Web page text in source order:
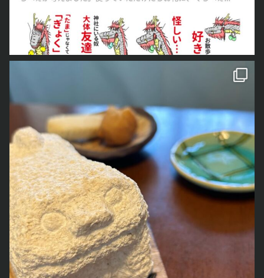
今日で最後になります
くろ